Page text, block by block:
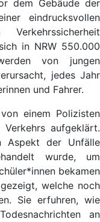
dem Gebäude der
eindrucksvollen
in NRW 550.000
von jungen
jedes Jahr
und Fahrer.
einem Polizisten
aufgeklärt.
Aspekt der Unfälle
wurde, um
bekamen
welche noch
Sie erfuhren, wie
an